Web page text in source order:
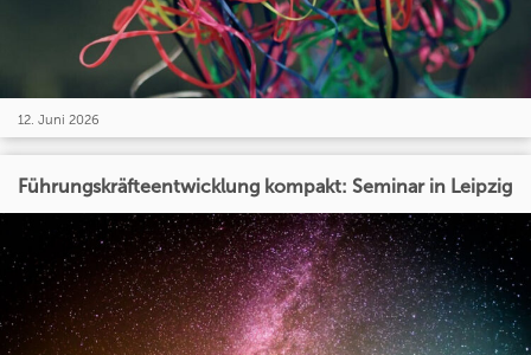
12. Juni 2026
Führungskräfteentwicklung kompakt: Seminar in Leipzig